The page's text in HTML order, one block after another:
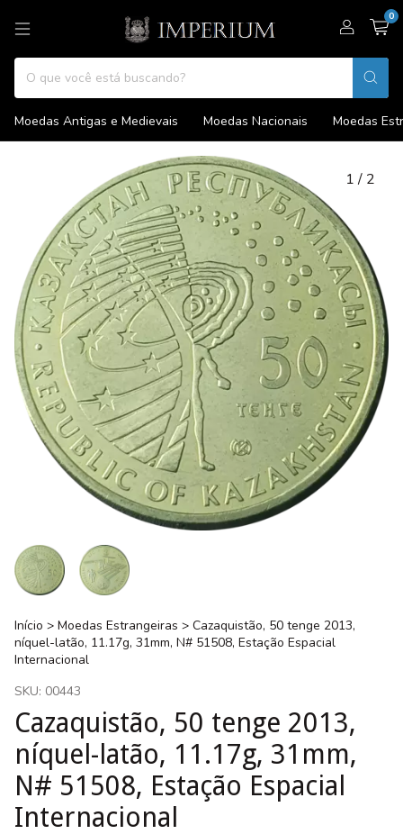
0
Moedas Antigas e Medievais Moedas Nacionais Moedas
1/ 2
Início > Moedas Estrangeiras > Cazaquistão, 50 tenge 2013,
níquel-latão, 11.17g, 31mm, N# 51508, Estação Espacial
Internacional
SKU: 00443
Cazaquistão, 50 tenge 2013,
níquel-latão, 11.17g, 31mm,
N# 51508, Estação Espacial
Internacional